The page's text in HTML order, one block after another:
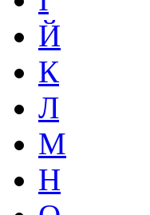
Й
К
Л
М
Н